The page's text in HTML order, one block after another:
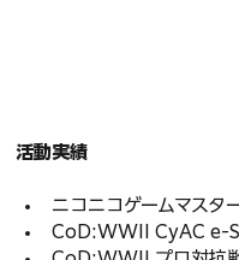
活動実績
ニコニコゲームマスタ
CoD:WWII CyAC